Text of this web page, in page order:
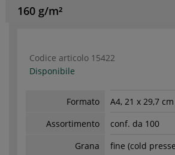
160 g/m²
Codice articolo 15422
Disponibile
Formato
A4, 21 x 29,7 cm
Assortimento
conf. da 100
Grana
fine (cold